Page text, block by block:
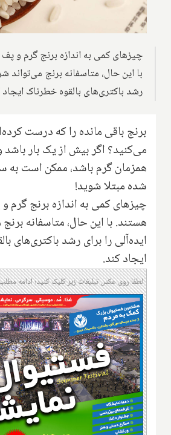
چیزهای کمی به اندازه برنج گرم و
با این حال، متاسفانه برنج می‌تواند
رشد باکتری‌های بالقوه خطرناک
برنج باقی مانده را که درست
می‌کنید؟ اگر بیش از یک بار باشد
همزمان گرم باشد، ممکن است به
شده مبتلا شوید!
چیزهای کمی به اندازه برنج گرم
هستند. با این حال، متاسفانه
ایده‌آلی را برای رشد باکتری‌های
ایجاد کند.
لطفا روی عکس تبلیغات زیر کلیک کنید؛ ادامه